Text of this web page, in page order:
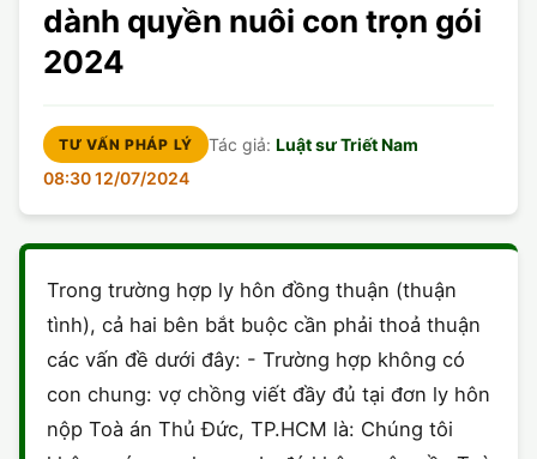
CHUYÊN VIÊN
TUYỂN DỤNG
DOANH NGHIỆP
GIẤY PHÉP CON
LAO ĐỘNG
SỞ HỮU TRÍ TUỆ
THUẾ - BẢO HIỂM
DÂN SỰ
DOANH NGHIỆP
ĐẤT ĐAI
HÀNH CHÍNH
HÌNH SỰ
DI CHÚC
ĐĂNG KÝ XE
HÀNH CHÍNH
DOANH NGHIỆP
DÂN SỰ
HÌNH SỰ
HÔN NHÂN GIA ĐÌNH
MẪU HỢP ĐỒNG
dành quyền nuôi con trọn gói
2024
TƯ VẤN PHÁP LÝ Tác giả:Luật sư Triết Nam
08:30 12/07/2024
Trong trường hợp ly hôn đồng thuận (thuận
tình), cả hai bên bắt buộc cần phải thoả thuận
các vấn đề dưới đây: - Trường hợp không có
con chung: vợ chồng viết đầy đủ tại đơn ly hôn
nộp Toà án Thủ Đức, TP.HCM là: Chúng tôi